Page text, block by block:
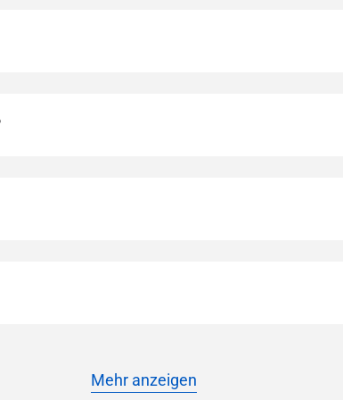
Mehr anzeigen
start by checking if your device supports eSIM
a physical SIM card!oder mit E-Mail fortfahren